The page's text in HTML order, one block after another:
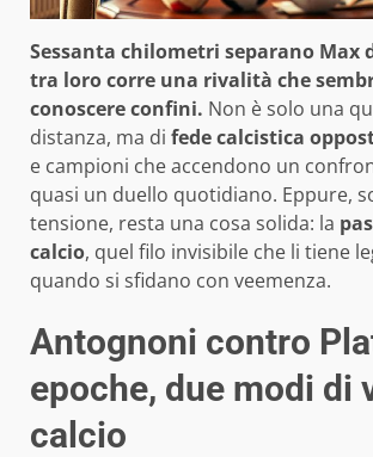
Sessanta chilometri separano Max
tra loro corre una rivalità che
conoscere confini. Non è solo una
distanza, ma di fede calcistica
e campioni che accendono un
quasi un duello quotidiano. Eppure,
tensione, resta una cosa solida: la
calcio, quel filo invisibile che li tiene
quando si sfidano con veemenza.
Antognoni contro
epoche, due modi di
calcio